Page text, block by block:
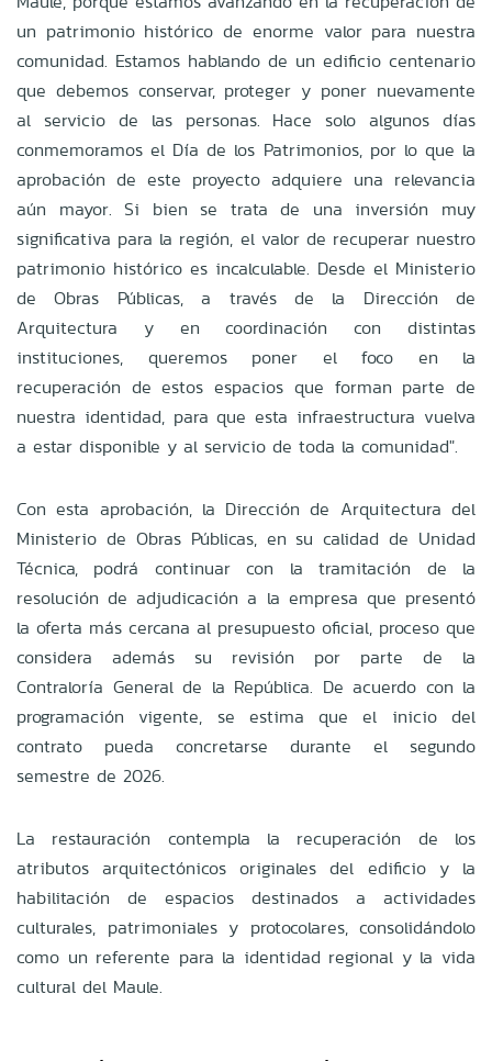
un patrimonio histórico de enorme valor para nuestra
comunidad. Estamos hablando de un edificio centenario
que debemos conservar, proteger y poner nuevamente
al servicio de las personas. Hace solo algunos días
conmemoramos el Día de los Patrimonios, por lo que la
aprobación de este proyecto adquiere una relevancia
aún mayor. Si bien se trata de una inversión muy
significativa para la región, el valor de recuperar nuestro
patrimonio histórico es incalculable. Desde el Ministerio
de Obras Públicas, a través de la Dirección de
Arquitectura y en coordinación con distintas
instituciones, queremos poner el foco en la
recuperación de estos espacios que forman parte de
nuestra identidad, para que esta infraestructura vuelva
a estar disponible y al servicio de toda la comunidad".
Con esta aprobación, la Dirección de Arquitectura del
Ministerio de Obras Públicas, en su calidad de Unidad
Técnica, podrá continuar con la tramitación de la
resolución de adjudicación a la empresa que presentó
la oferta más cercana al presupuesto oficial, proceso que
considera además su revisión por parte de la
Contraloría General de la República. De acuerdo con la
programación vigente, se estima que el inicio del
contrato pueda concretarse durante el segundo
semestre de 2026.
La restauración contempla la recuperación de los
atributos arquitectónicos originales del edificio y la
habilitación de espacios destinados a actividades
culturales, patrimoniales y protocolares, consolidándolo
como un referente para la identidad regional y la vida
cultural del Maule.